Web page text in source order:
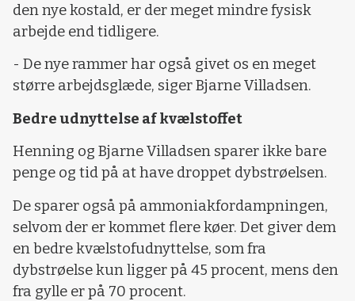
den nye kostald, er der meget mindre fysisk
arbejde end tidligere.
- De nye rammer har også givet os en meget
større arbejdsglæde, siger Bjarne Villadsen.
Bedre udnyttelse af kvælstoffet
Henning og Bjarne Villadsen sparer ikke bare
penge og tid på at have droppet dybstrøelsen.
De sparer også på ammoniakfordampningen,
selvom der er kommet flere køer. Det giver dem
en bedre kvælstofudnyttelse, som fra
dybstrøelse kun ligger på 45 procent, mens den
fra gylle er på 70 procent.